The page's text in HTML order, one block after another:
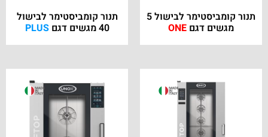
תנור קומביסטימר לבישול 5
מגשים דגםONE
תנור קומביסטימר לבישול
40 מגשים דגם PLUS